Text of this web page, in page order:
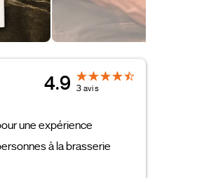
4.9 3 avis
une expérience
à la brasserie